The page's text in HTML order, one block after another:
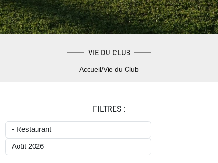
VIE DU CLUB
Accueil/Vie du Club
FILTRES :